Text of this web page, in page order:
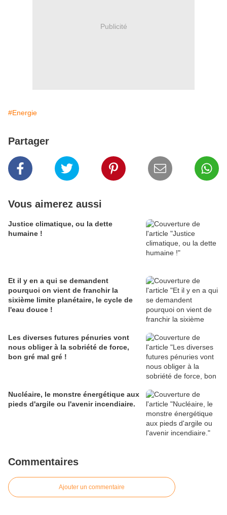
Publicité
#Energie
Partager
Vous aimerez aussi
Justice climatique, ou la dette
humaine !
Et il y en a qui se demandent
pourquoi on vient de franchir la
sixième limite planétaire, le cycle de
l'eau douce !
Les diverses futures pénuries vont
nous obliger à la sobriété de force,
bon gré mal gré !
Nucléaire, le monstre énergétique aux
pieds d'argile ou l'avenir incendiaire.
Commentaires
Ajouter un commentaire